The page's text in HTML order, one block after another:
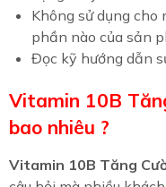
Không sử dụng
phần nào của sản
Đọc kỹ hướng dẫn
Vitamin 10B
bao nhiêu ?
Vitamin 10B Tăng